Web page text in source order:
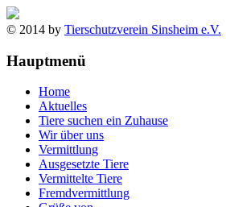
© 2014 by Tierschutzverein Sinsheim e.V.
Hauptmenü
Home
Aktuelles
Tiere suchen ein Zuhause
Wir über uns
Vermittlung
Ausgesetzte Tiere
Vermittelte Tiere
Fremdvermittlung